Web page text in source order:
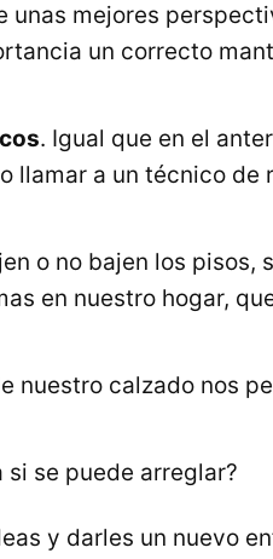
unas mejores
un correcto
. Igual que en el
llamar a un técnico de
o no bajen los pisos,
en nuestro hogar,
nuestro calzado nos
si se puede arreglar?
y darles un nuevo